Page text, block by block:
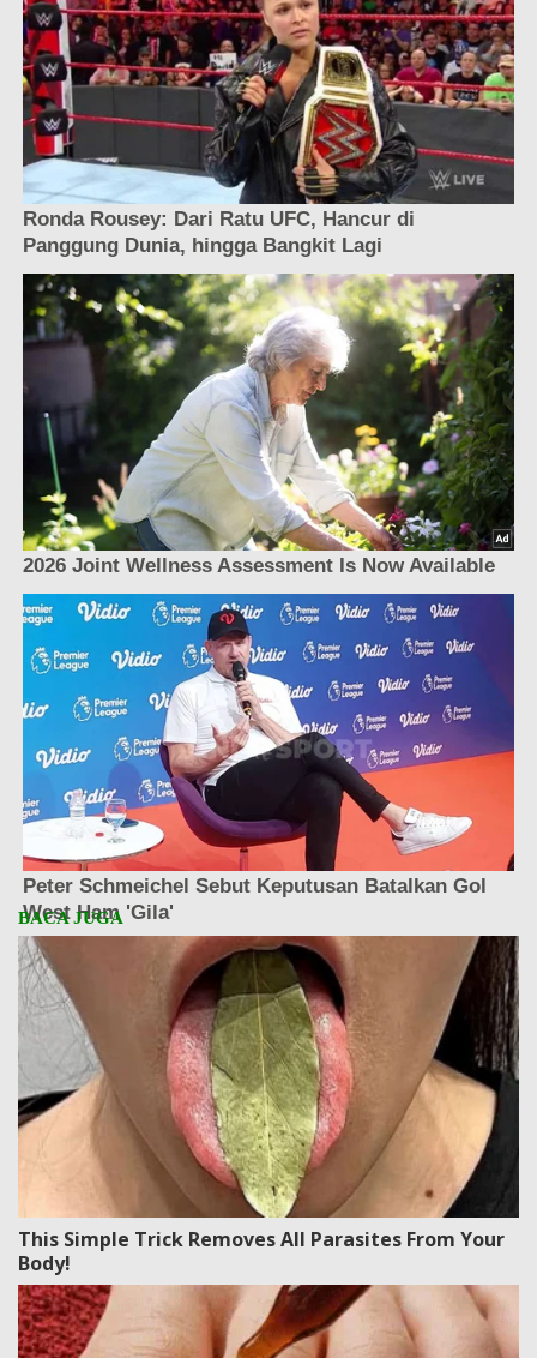
This Simple Trick Removes All Parasites From Your
Body!